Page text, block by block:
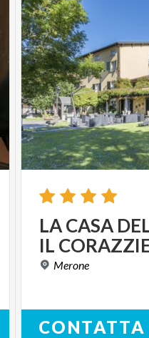
LACASA
IL
Merone
CONTATTA